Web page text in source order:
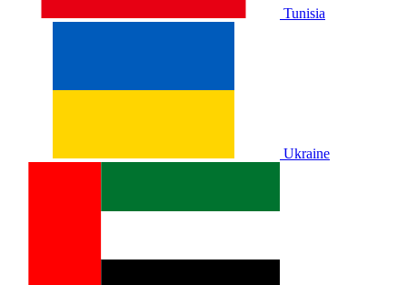
Tunisia
Ukraine